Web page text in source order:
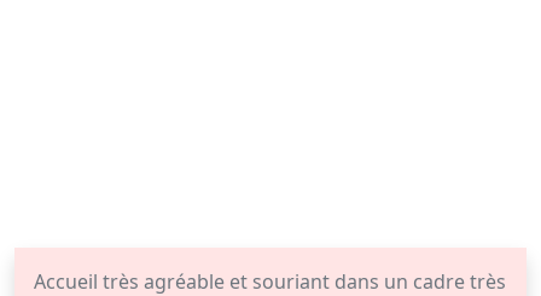
Accueil très agréable et souriant dans un cadre très